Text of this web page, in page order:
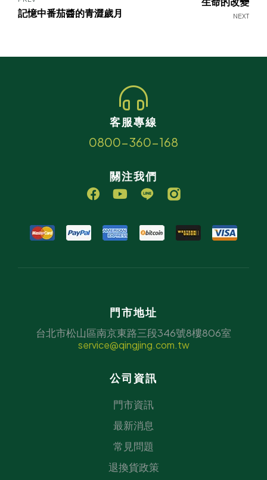
記憶中番茄醬的青澀歲月 NEXT
客服專線
0800-360-168
關注我們
門市地址
台北市松山區南京東路三段346號8樓806室
service@qingjing.com.tw
公司資訊
門市資訊
最新消息
常見問題
退換貨政策